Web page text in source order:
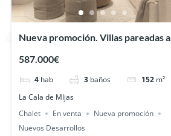
Nueva promoción. Villas pareadas a
587.000€
4 hab 3 baños 152 m²
La Cala de MIjas
Chalet
En venta
Nueva promoción
Nuevos Desarrollos